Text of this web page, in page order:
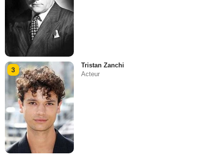
3
Tristan Zanchi
Acteur